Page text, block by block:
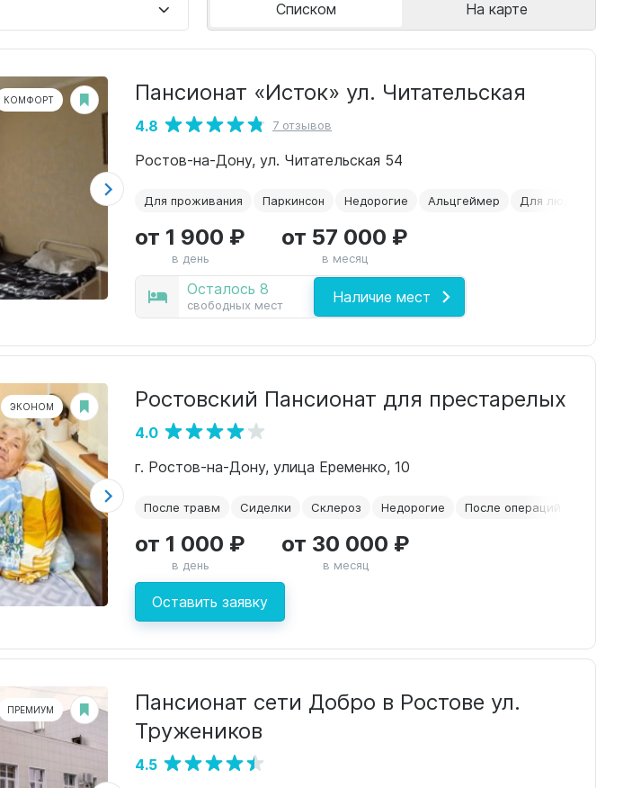
Списком На карте
КОМФОРТ Пансионат «Исток» ул. Читательская
4.8 7 отзывов
Ростов-на-Дону, ул. Читательская 54
Для проживания Паркинсон Недорогие Альцгеймер Для людей с
Осталось 8
свободных мест Наличие мест
от 1 900 ₽
в день
от 57 000 ₽
в месяц
ЭКОНОМ Ростовский Пансионат для престарелых
4.0
г. Ростов-на-Дону, улица Еременко, 10
После травм Сиделки Склероз Недорогие После операций
Оставить заявку
от 1 000 ₽
в день
от 30 000 ₽
в месяц
ПРЕМИУМ
Пансионат сети Добро в Ростове ул.
Тружеников
4.5